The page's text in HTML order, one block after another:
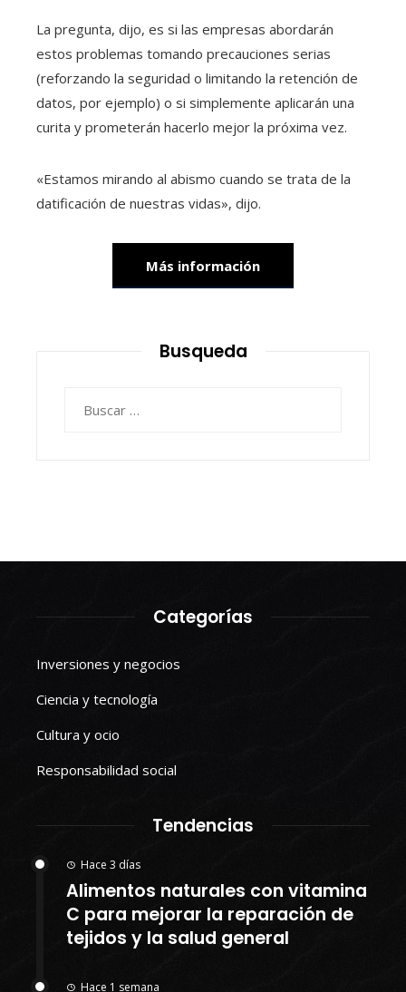
La pregunta, dijo, es si las empresas abordarán
estos problemas tomando precauciones serias
(reforzando la seguridad o limitando la retención de
datos, por ejemplo) o si simplemente aplicarán una
curita y prometerán hacerlo mejor la próxima vez.
«Estamos mirando al abismo cuando se trata de la
datificación de nuestras vidas», dijo.
Más información
Busqueda
Categorías
Inversiones y negocios
Ciencia y tecnología
Cultura y ocio
Responsabilidad social
Tendencias
Hace 3 días
Alimentos naturales con vitamina
C para mejorar la reparación de
tejidos y la salud general
Hace 1 semana